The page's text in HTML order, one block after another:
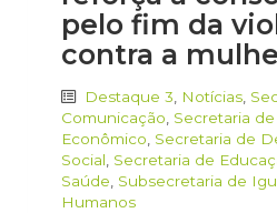
pelo fim da
contra a
Destaque 3 Notícias
Comunicação Secretaria
Econômico Secretaria de
Social Secretaria de
Saúde Subsecretaria de
Humanos